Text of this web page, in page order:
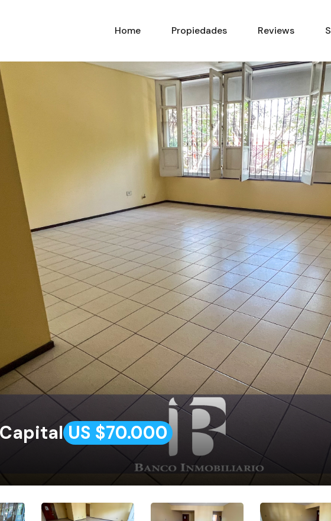
Home Propiedades
Home Propiedades Reviews
US $70.000